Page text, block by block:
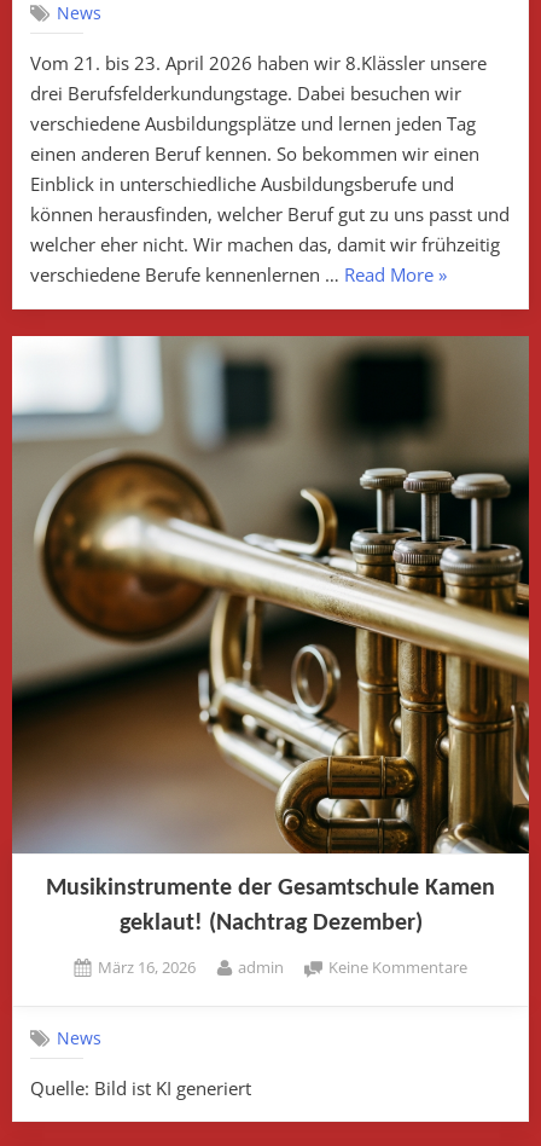
Zukunft
das
News
Vom 21. bis 23. April 2026 haben wir 8.Klässler unsere
drei Berufsfelderkundungstage. Dabei besuchen wir
verschiedene Ausbildungsplätze und lernen jeden Tag
einen anderen Beruf kennen. So bekommen wir einen
Einblick in unterschiedliche Ausbildungsberufe und
können herausfinden, welcher Beruf gut zu uns passt und
welcher eher nicht. Wir machen das, damit wir frühzeitig
verschiedene Berufe kennenlernen … Read More„Eine
für
die
–
8er
Praktikum“
»
Musikinstrumente der Gesamtschule Kamen
geklaut! (Nachtrag Dezember)
Posted
März 16, 2026 By
admin Keine Kommentarezu
(Nachtrag
News
Quelle: Bild ist KI generiert